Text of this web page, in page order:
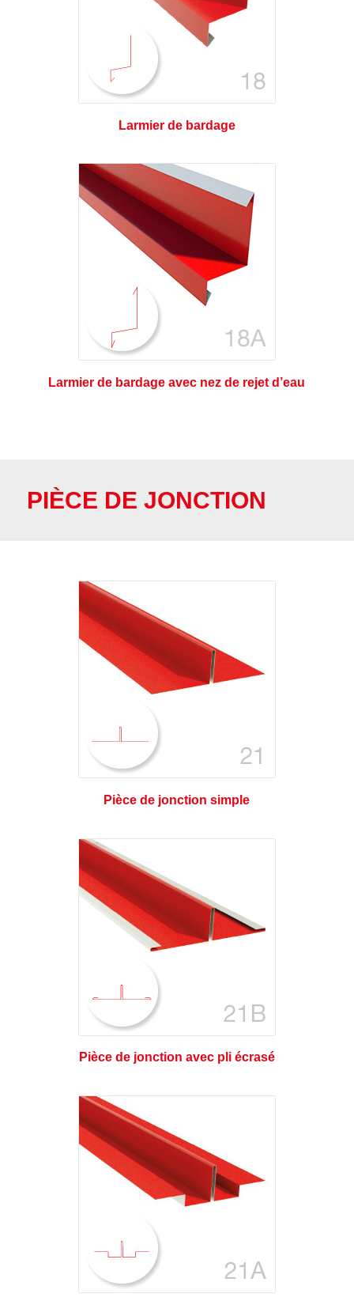
Larmier de bardage
Larmier de bardage avec nez de rejet d’eau
PIÈCE DE JONCTION
Pièce de jonction simple
Pièce de jonction avec pli écrasé